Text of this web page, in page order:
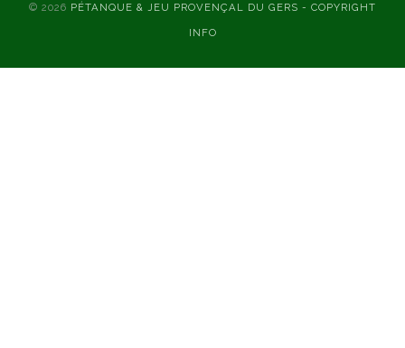
© 2026 PÉTANQUE & JEU PROVENÇAL DU GERS - COPYRIGHT
INFO